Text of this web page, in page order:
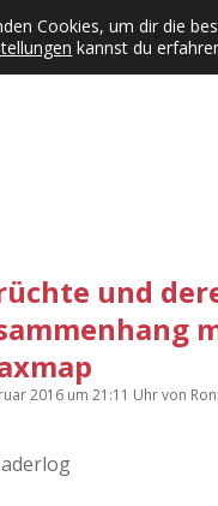
Dropdown-Menü öffnen
KFMW-Disco
und
2016 um 21:11 Uhrvon
Cookies, um dir die
kannst du